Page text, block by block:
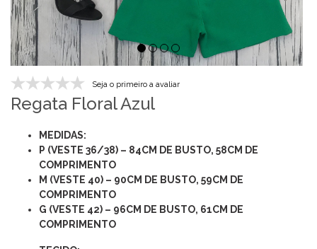
Seja o primeiro a avaliar
Regata Floral Azul
MEDIDAS:
P (VESTE 36/38) – 84CM DE BUSTO, 58CM DE
COMPRIMENTO
M (VESTE 40) – 90CM DE BUSTO, 59CM DE
COMPRIMENTO
G (VESTE 42) – 96CM DE BUSTO, 61CM DE
COMPRIMENTO